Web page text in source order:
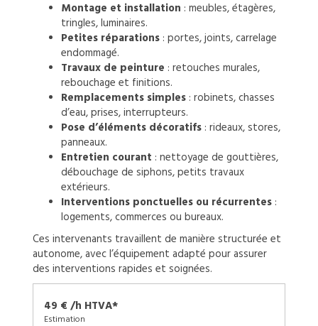
Montage et installation : meubles, étagères,
tringles, luminaires.
Petites réparations: portes, joints, carrelage
endommagé.
Travaux de peinture : retouches murales,
rebouchage et finitions.
Remplacements simples: robinets, chasses
d’eau, prises, interrupteurs.
Pose d’éléments décoratifs: rideaux, stores,
panneaux.
Entretien courant : nettoyage de gouttières,
débouchage de siphons, petits travaux
extérieurs.
Interventions ponctuelles ou récurrentes:
logements, commerces ou bureaux.
Ces intervenants travaillent de manière structurée et
autonome, avec l’équipement adapté pour assurer
des interventions rapides et soignées.
49 € /h HTVA*
Estimation